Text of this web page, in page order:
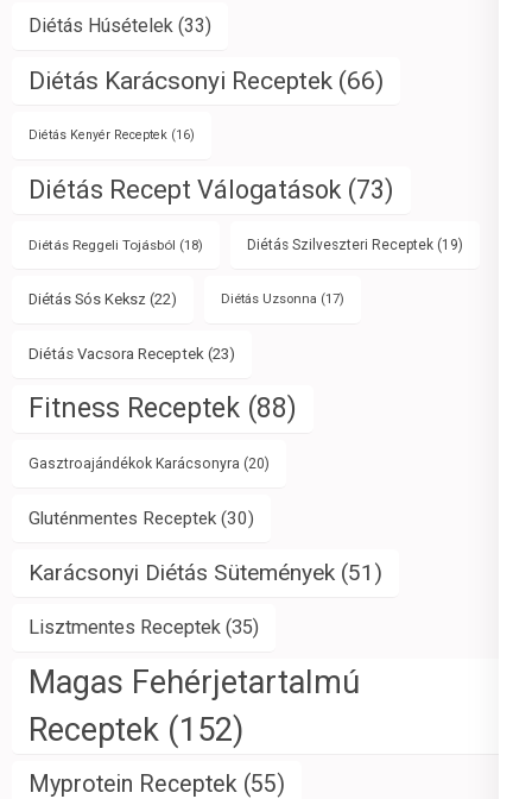
Diétás Húsételek (33)
Diétás Karácsonyi Receptek (66)
Diétás Kenyér Receptek (16)
Diétás Recept Válogatások (73)
Diétás Reggeli Tojásból (18) Diétás Szilveszteri Receptek (19)
Diétás Sós Keksz (22) Diétás Uzsonna (17)
Diétás Vacsora Receptek (23)
Fitness Receptek (88)
Gasztroajándékok Karácsonyra (20)
Gluténmentes Receptek (30)
Karácsonyi Diétás Sütemények (51)
Lisztmentes Receptek (35)
Magas Fehérjetartalmú
Receptek (152)
Myprotein Receptek (55)